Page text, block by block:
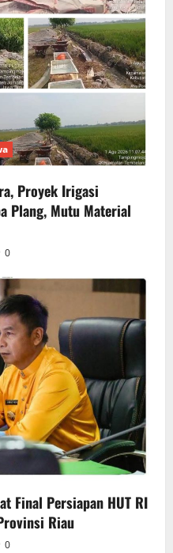
​Proyek Irigasi
Plang, Mutu Material
0
Final Persiapan HUT RI
Riau
0